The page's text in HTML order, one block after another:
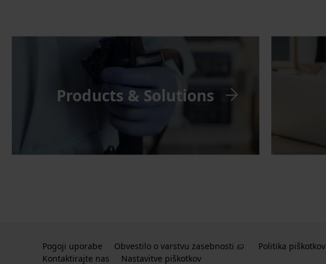
Products & Solutions
Pogoji uporabe Obvestilo o varstvu zasebnosti 別ウィンドウで開
Politika piškotkov
Kontaktirajte nas
Nastavitve piškotkov